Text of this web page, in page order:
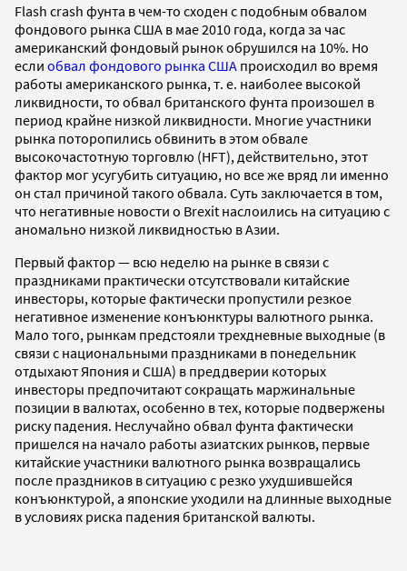
Flash crash фунта в чем-то сходен с подобным обвалом
фондового рынка США в мае 2010 года, когда за час
американский фондовый рынок обрушился на 10%. Но
если обвал фондового рынка США происходил во время
работы американского рынка, т. е. наиболее высокой
ликвидности, то обвал британского фунта произошел в
период крайне низкой ликвидности. Многие участники
рынка поторопились обвинить в этом обвале
высокочастотную торговлю (HFT), действительно, этот
фактор мог усугубить ситуацию, но все же вряд ли именно
он стал причиной такого обвала. Суть заключается в том,
что негативные новости о Brexit наслоились на ситуацию с
аномально низкой ликвидностью в Азии.
Первый фактор — всю неделю на рынке в связи с
праздниками практически отсутствовали китайские
инвесторы, которые фактически пропустили резкое
негативное изменение конъюнктуры валютного рынка.
Мало того, рынкам предстояли трехдневные выходные (в
связи с национальными праздниками в понедельник
отдыхают Япония и США) в преддверии которых
инвесторы предпочитают сокращать маржинальные
позиции в валютах, особенно в тех, которые подвержены
риску падения. Неслучайно обвал фунта фактически
пришелся на начало работы азиатских рынков, первые
китайские участники валютного рынка возвращались
после праздников в ситуацию с резко ухудшившейся
конъюнктурой, а японские уходили на длинные выходные
в условиях риска падения британской валюты.